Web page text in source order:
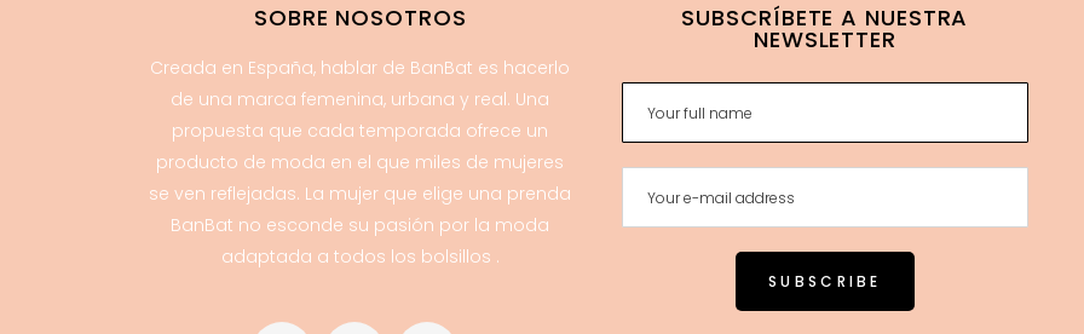
SOBRE NOSOTROS
Creada en España, hablar de BanBat es hacerlo
de una marca femenina, urbana y real. Una
propuesta que cada temporada ofrece un
producto de moda en el que miles de mujeres
se ven reflejadas. La mujer que elige una prenda
BanBat no esconde su pasión por la moda
adaptada a todos los bolsillos .
SUBSCRÍBETE A NUESTRA
NEWSLETTER